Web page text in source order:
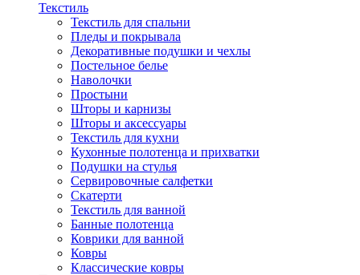
Текстиль
Текстиль для спальни
Пледы и покрывала
Декоративные подушки и чехлы
Постельное белье
Наволочки
Простыни
Шторы и карнизы
Шторы и аксессуары
Текстиль для кухни
Кухонные полотенца и прихватки
Подушки на стулья
Сервировочные салфетки
Скатерти
Текстиль для ванной
Банные полотенца
Коврики для ванной
Ковры
Классические ковры